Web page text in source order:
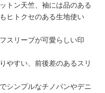
トン天竺、袖には品のある
ヒトクセのある生地使い
スリーブが可愛らしい印
やすい、前後差のあるスリ
シンプルなチノパンやデニ